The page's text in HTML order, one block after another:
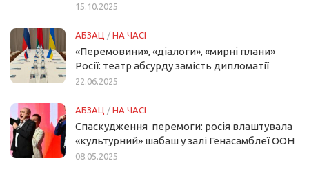
15.10.2025
АБЗАЦ / НА ЧАСІ
«Перемовини», «діалоги», «мирні плани»
Росії: театр абсурду замість дипломатії
22.06.2025
АБЗАЦ / НА ЧАСІ
Спаскудження перемоги: росія влаштувала
«культурний» шабаш у залі Генасамблеї ООН
08.05.2025